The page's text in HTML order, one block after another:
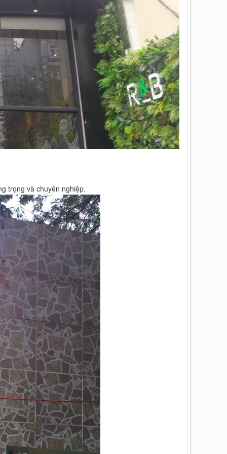
trọng và chuyên nghiệp.